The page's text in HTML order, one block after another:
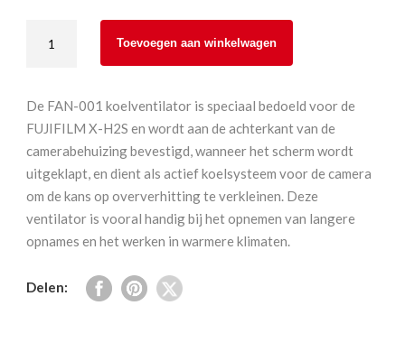
FAN-
Cooling
Fan
H2S
aantal
Toevoegen aan winkelwagen
De FAN-001 koelventilator is speciaal bedoeld voor de
FUJIFILM X-H2S en wordt aan de achterkant van de
camerabehuizing bevestigd, wanneer het scherm wordt
uitgeklapt, en dient als actief koelsysteem voor de camera
om de kans op oververhitting te verkleinen. Deze
ventilator is vooral handig bij het opnemen van langere
opnames en het werken in warmere klimaten.
Delen: